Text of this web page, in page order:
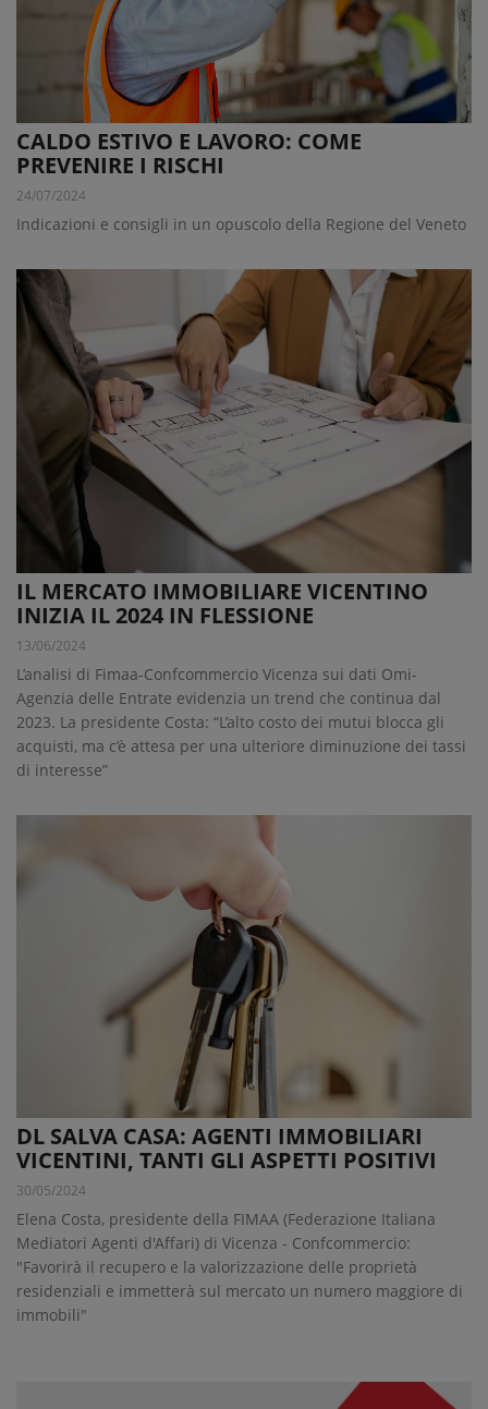
CALDO ESTIVO E LAVORO: COME
PREVENIRE I RISCHI
24/07/2024
Indicazioni e consigli in un opuscolo della Regione del Veneto
IL MERCATO IMMOBILIARE VICENTINO
INIZIA IL 2024 IN FLESSIONE
13/06/2024
L’analisi di Fimaa-Confcommercio Vicenza sui dati Omi-
Agenzia delle Entrate evidenzia un trend che continua dal
2023. La presidente Costa: “L’alto costo dei mutui blocca gli
acquisti, ma c’è attesa per una ulteriore diminuzione dei tassi
di interesse”
DL SALVA CASA: AGENTI IMMOBILIARI
VICENTINI, TANTI GLI ASPETTI POSITIVI
30/05/2024
Elena Costa, presidente della FIMAA (Federazione Italiana
Mediatori Agenti d'Affari) di Vicenza - Confcommercio:
"Favorirà il recupero e la valorizzazione delle proprietà
residenziali e immetterà sul mercato un numero maggiore di
immobili"